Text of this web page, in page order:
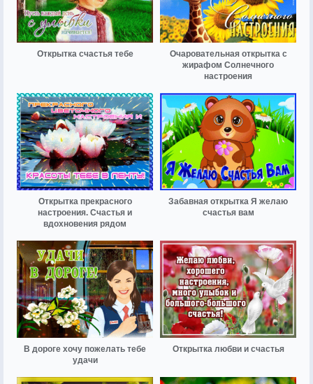
Открытка счастья тебе
Очаровательная открытка с
жирафом Солнечного
настроения
Открытка прекрасного
настроения. Счастья и
вдохновения рядом
Забавная открытка Я желаю
счастья вам
В дороге хочу пожелать тебе
удачи
Открытка любви и счастья